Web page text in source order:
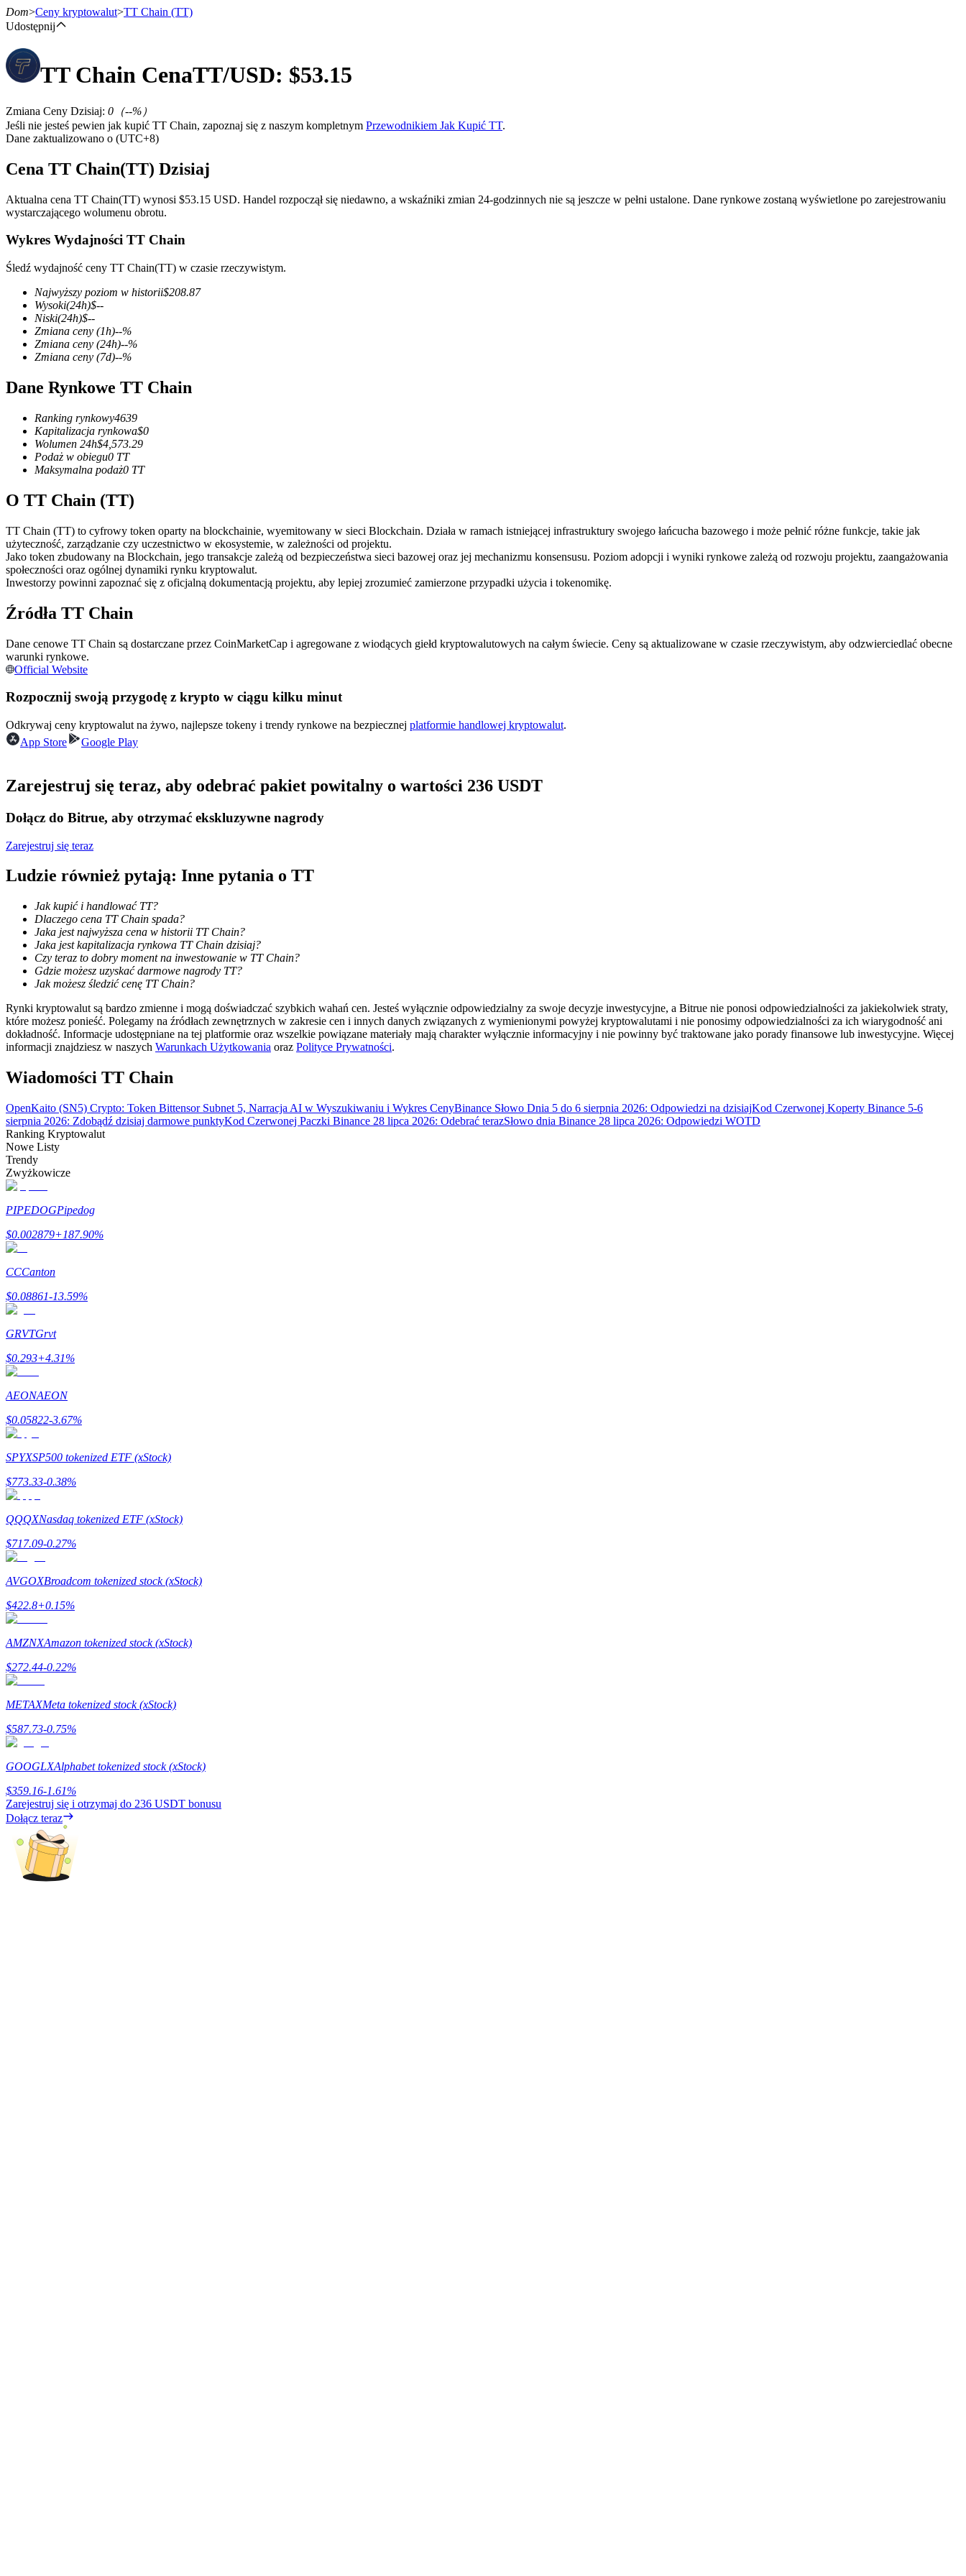
Kontrakty terminowe
Kontrakty terminowe na USDT
Kontrakty futures wykorzystujące USDT jako zabezpieczenie
Kontrakty terminowe COIN-M
Kontrakty terminowe na kryptowaluty
TradFi
Kontrakty futures wykorzystujące USDC jako zabezpieczenie
Zostań traderem kopiującym
Ciesz się podziałem zysków i prowizjami z kopiowania transakcji
Informacja
Analiza Big Data, w tym informacje handlowe itp.
Strategie handlowe
Dowiedz się, jak zachować rentowność
Zarabiać
Mocna Świnka
Codziennie zdobywaj konkurencyjne nagrody
Dom>Ceny kryptowalut>TT Chain (TT)
Udostępnij
TT Chain CenaTT/USD: $53.15
Zmiana Ceny Dzisiaj: 0 （--%）
Jeśli nie jesteś pewien jak kupić TT Chain, zapoznaj się z naszym kompletnym Przewodnikiem Jak Kupić TT.
Dane zaktualizowano o (UTC+8)
Cena TT Chain(TT) Dzisiaj
Aktualna cena TT Chain(TT) wynosi $53.15 USD. Handel rozpoczął się niedawno, a wskaźniki zmian 24-godzinnych nie są jeszcze w pełni ustalone. Dane rynkowe zostaną wyświetlone po zarejestrowaniu
wystarczającego wolumenu obrotu.
Wykres Wydajności TT Chain
Śledź wydajność ceny TT Chain(TT) w czasie rzeczywistym.
Najwyższy poziom w historii$208.87
Wysoki(24h)$--
Niski(24h)$--
Zmiana ceny (1h)--%
Zmiana ceny (24h)--%
Zmiana ceny (7d)--%
Dane Rynkowe TT Chain
Ranking rynkowy4639
Kapitalizacja rynkowa$0
Wolumen 24h$4,573.29
Podaż w obiegu0 TT
Maksymalna podaż0 TT
O TT Chain (TT)
TT Chain (TT) to cyfrowy token oparty na blockchainie, wyemitowany w sieci Blockchain. Działa w ramach istniejącej infrastruktury swojego łańcucha bazowego i może pełnić różne funkcje, takie jak
użyteczność, zarządzanie czy uczestnictwo w ekosystemie, w zależności od projektu.
Jako token zbudowany na Blockchain, jego transakcje zależą od bezpieczeństwa sieci bazowej oraz jej mechanizmu konsensusu. Poziom adopcji i wyniki rynkowe zależą od rozwoju projektu, zaangażowania
społeczności oraz ogólnej dynamiki rynku kryptowalut.
Inwestorzy powinni zapoznać się z oficjalną dokumentacją projektu, aby lepiej zrozumieć zamierzone przypadki użycia i tokenomikę.
Źródła TT Chain
Dane cenowe TT Chain są dostarczane przez CoinMarketCap i agregowane z wiodących giełd kryptowalutowych na całym świecie. Ceny są aktualizowane w czasie rzeczywistym, aby odzwierciedlać obecne
warunki rynkowe.
Official Website
Rozpocznij swoją przygodę z krypto w ciągu kilku minut
Odkrywaj ceny kryptowalut na żywo, najlepsze tokeny i trendy rynkowe na bezpiecznej platformie handlowej kryptowalut.
App Store
Google Play
Zarejestruj się teraz, aby odebrać pakiet powitalny o wartości 236 USDT
Dołącz do Bitrue, aby otrzymać ekskluzywne nagrody
Zarejestruj się teraz
Ludzie również pytają: Inne pytania o TT
Jak kupić i handlować TT?
Dlaczego cena TT Chain spada?
Jaka jest najwyższa cena w historii TT Chain?
Jaka jest kapitalizacja rynkowa TT Chain dzisiaj?
Czy teraz to dobry moment na inwestowanie w TT Chain?
Gdzie możesz uzyskać darmowe nagrody TT?
Jak możesz śledzić cenę TT Chain?
Rynki kryptowalut są bardzo zmienne i mogą doświadczać szybkich wahań cen. Jesteś wyłącznie odpowiedzialny za swoje decyzje inwestycyjne, a Bitrue nie ponosi odpowiedzialności za jakiekolwiek straty,
które możesz ponieść. Polegamy na źródłach zewnętrznych w zakresie cen i innych danych związanych z wymienionymi powyżej kryptowalutami i nie ponosimy odpowiedzialności za ich wiarygodność ani
dokładność. Informacje udostępniane na tej platformie oraz wszelkie powiązane materiały mają charakter wyłącznie informacyjny i nie powinny być traktowane jako porady finansowe lub inwestycyjne. Więcej
informacji znajdziesz w naszych Warunkach Użytkowania oraz Polityce Prywatności.
Wiadomości TT Chain
OpenKaito (SN5) Crypto: Token Bittensor Subnet 5, Narracja AI w Wyszukiwaniu i Wykres CenyBinance Słowo Dnia 5 do 6 sierpnia 2026: Odpowiedzi na dzisiajKod Czerwonej Koperty Binance 5-6
sierpnia 2026: Zdobądź dzisiaj darmowe punktyKod Czerwonej Paczki Binance 28 lipca 2026: Odebrać terazSłowo dnia Binance 28 lipca 2026: Odpowiedzi WOTD
Ranking Kryptowalut
Nowe Listy
Trendy
Zwyżkowicze
PIPEDOGPipedog
$0.002879+187.90%
CCCanton
$0.08861-13.59%
GRVTGrvt
$0.293+4.31%
AEONAEON
$0.05822-3.67%
SPYXSP500 tokenized ETF (xStock)
$773.33-0.38%
QQQXNasdaq tokenized ETF (xStock)
$717.09-0.27%
AVGOXBroadcom tokenized stock (xStock)
$422.8+0.15%
AMZNXAmazon tokenized stock (xStock)
$272.44-0.22%
METAXMeta tokenized stock (xStock)
$587.73-0.75%
GOOGLXAlphabet tokenized stock (xStock)
$359.16-1.61%
Zarejestruj się i otrzymaj do 236 USDT bonusu
Dołącz teraz